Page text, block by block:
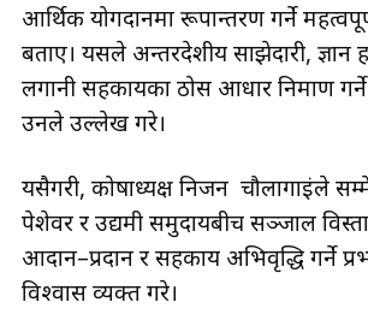
आर्थिक योगदानमा रूपान्तरण गर्ने
बताए। यसले अन्तरदेशीय साझेदारी, ज्ञान
लगानी सहकार्यका ठोस आधार निर्माण
उनले उल्लेख गरे।
यसैगरी, कोषाध्यक्ष निजन चौलागाईंले
पेशेवर र उद्यमी समुदायबीच सञ्जाल
आदान–प्रदान र सहकार्य अभिवृद्धि गर्ने
विश्वास व्यक्त गरे।